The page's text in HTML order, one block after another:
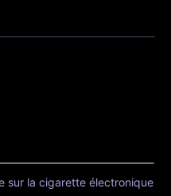
sur la cigarette électronique